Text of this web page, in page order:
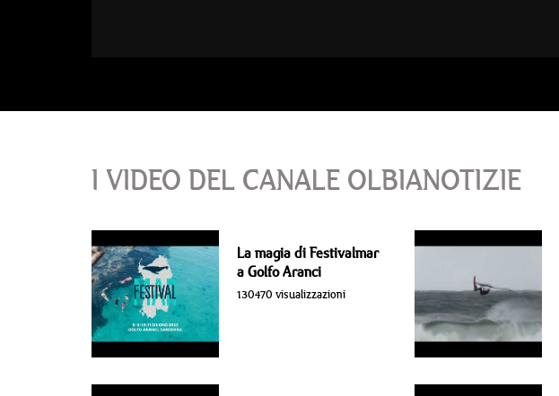
I VIDEO DEL CANALE OLBIANOTIZIE
La magia di Festivalmar
a Golfo Aranci
130470 visualizzazioni